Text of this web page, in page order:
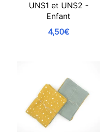
UNS1 et UNS2 -
Enfant
4,50€